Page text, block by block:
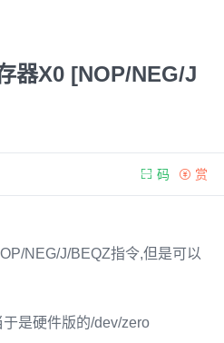
器X0 [NOP/NEG/J
赏
码
NEG/J/BEQZ指令,但是可以
是硬件版的/dev/zero